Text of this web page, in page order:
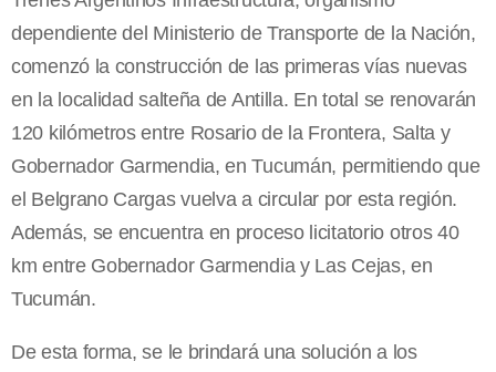
dependiente del Ministerio de Transporte de la Nación,
comenzó la construcción de las primeras vías nuevas
en la localidad salteña de Antilla. En total se renovarán
120 kilómetros entre Rosario de la Frontera, Salta y
Gobernador Garmendia, en Tucumán, permitiendo que
el Belgrano Cargas vuelva a circular por esta región.
Además, se encuentra en proceso licitatorio otros 40
km entre Gobernador Garmendia y Las Cejas, en
Tucumán.
De esta forma, se le brindará una solución a los